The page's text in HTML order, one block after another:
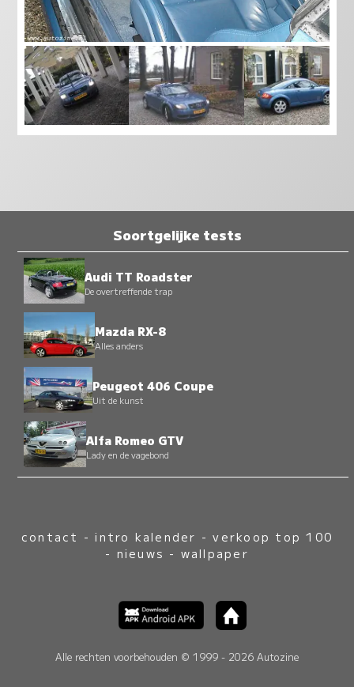
Soortgelijke tests
Audi TT Roadster
De overtreffende trap
Mazda RX-8
Alles anders
Peugeot 406 Coupe
Uit de kunst
Alfa Romeo GTV
Lady en de vagebond
contact -intro kalender -verkoop top 100
- nieuws - wallpaper
Alle rechten voorbehouden © 1999 - 2026 Autozine